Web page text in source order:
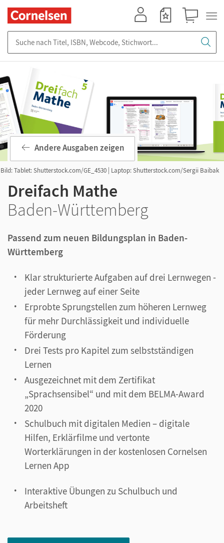
Bild: Tablet: Shutterstock.com/GE_4530 | Laptop: Shutterstock.com/Sergii Baibak
Andere Ausgaben zeigen
Dreifach Mathe
Baden-Württemberg
Passend zum neuen Bildungsplan in Baden-
Württemberg
Klar strukturierte Aufgaben auf drei Lernwegen -
jeder Lernweg auf einer Seite
Erprobte Sprungstellen zum höheren Lernweg
für mehr Durchlässigkeit und individuelle
Förderung
Drei Tests pro Kapitel zum selbstständigen
Lernen
Ausgezeichnet mit dem Zertifikat
„Sprachsensibel“ und mit dem BELMA-Award
2020
Schulbuch mit digitalen Medien – digitale
Hilfen, Erklärfilme und vertonte
Worterklärungen in der kostenlosen Cornelsen
Lernen App
Interaktive Übungen zu Schulbuch und
Arbeitsheft